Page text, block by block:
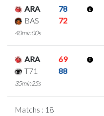
ARA
78
BAS
72
40min00s
ARA
69
T71
88
35min25s
Matchs : 18